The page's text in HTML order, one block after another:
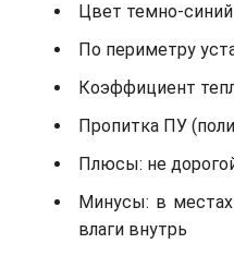
Цвет темно-синий
По периметру
Коэффициент
Пропитка ПУ
Плюсы: не
Минусы: в
влаги внутрь